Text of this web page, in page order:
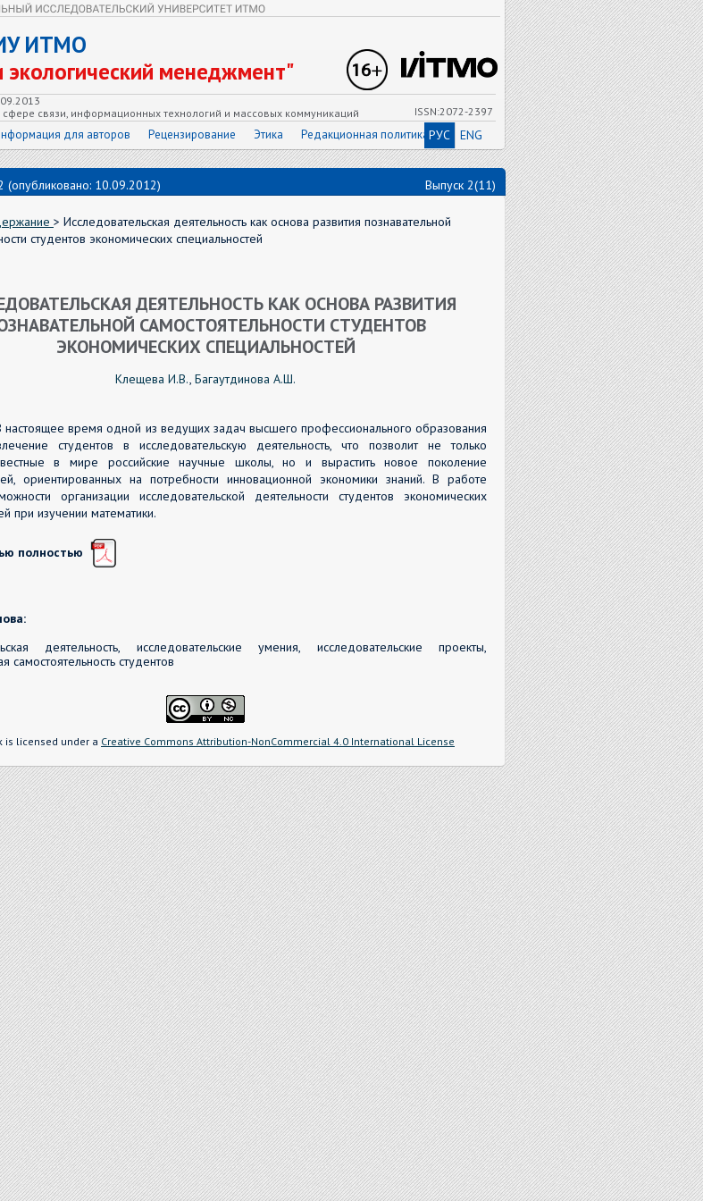
ИТМО
экологический менеджмент"
связи, информационных технологий и массовых коммуникаций
ISSN:2072-2397
для авторов Рецензирование Этика Редакционная политика РУС ENG
10.09.2012) Выпуск 2(11)
> Исследовательская деятельность как основа развития познавательной
студентов экономических специальностей
ДЕЯТЕЛЬНОСТЬ КАК ОСНОВА РАЗВИТИЯ
САМОСТОЯТЕЛЬНОСТИ СТУДЕНТОВ
ЭКОНОМИЧЕСКИХ СПЕЦИАЛЬНОСТЕЙ
Клещева И.В., Багаутдинова А.Ш.
настоящее время одной из ведущих задач высшего профессионального образования
студентов в исследовательскую деятельность, что позволит не только
в мире российские научные школы, но и вырастить новое поколение
ориентированных на потребности инновационной экономики знаний. В работе
организации исследовательской деятельности студентов экономических
при изучении математики.
полностью
деятельность, исследовательские умения, исследовательские проекты,
самостоятельность студентов
is licensed under a Creative Commons Attribution-NonCommercial 4.0 International License